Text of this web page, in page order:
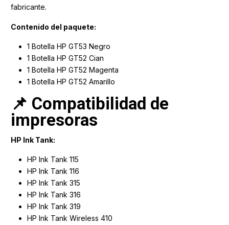
fabricante.
Contenido del paquete:
1 Botella HP GT53 Negro
1 Botella HP GT52 Cian
1 Botella HP GT52 Magenta
1 Botella HP GT52 Amarillo
📌 Compatibilidad de
impresoras
HP Ink Tank:
HP Ink Tank 115
HP Ink Tank 116
HP Ink Tank 315
HP Ink Tank 316
HP Ink Tank 319
HP Ink Tank Wireless 410